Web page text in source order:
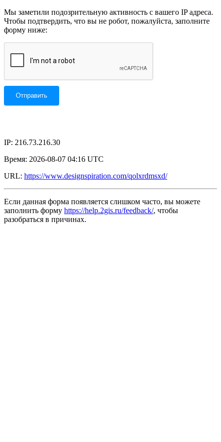
Мы заметили подозрительную активность с вашего IP адреса.
Чтобы подтвердить, что вы не робот, пожалуйста, заполните
форму ниже:
IP: 216.73.216.30
Время: 2026-08-07 04:16 UTC
URL: https://www.designspiration.com/qolxrdmsxd/
Если данная форма появляется слишком часто, вы можете
заполнить форму https://help.2gis.ru/feedback/, чтобы
разобраться в причинах.